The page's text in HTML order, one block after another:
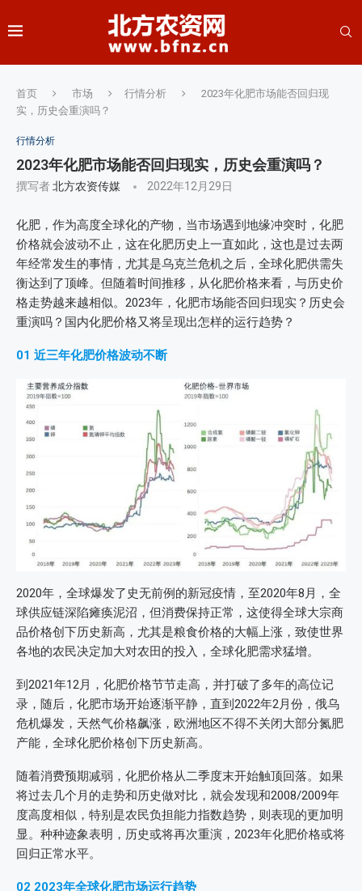
首页 市场 行情分析
2023年化肥市场能否回归现
实，历史会重演吗？
行情分析
2023年化肥市场能否回归现实，历史会重演吗？
撰写者北方农资传媒 2022年12月29日
化肥，作为高度全球化的产物，当市场遇到地缘冲突时，化肥
价格就会波动不止，这在化肥历史上一直如此，这也是过去两
年经常发生的事情，尤其是乌克兰危机之后，全球化肥供需失
衡达到了顶峰。但随着时间推移，从化肥价格来看，与历史价
格走势越来越相似。2023年，化肥市场能否回归现实？历史会
重演吗？国内化肥价格又将呈现出怎样的运行趋势？
01 近三年化肥价格波动不断
2020年，全球爆发了史无前例的新冠疫情，至2020年8月，全
球供应链深陷瘫痪泥沼，但消费保持正常，这使得全球大宗商
品价格创下历史新高，尤其是粮食价格的大幅上涨，致使世界
各地的农民决定加大对农田的投入，全球化肥需求猛增。
到2021年12月，化肥价格节节走高，并打破了多年的高位记
录，随后，化肥市场开始逐渐平静，直到2022年2月份，俄乌
危机爆发，天然气价格飙涨，欧洲地区不得不关闭大部分氮肥
产能，全球化肥价格创下历史新高。
随着消费预期减弱，化肥价格从二季度末开始触顶回落。如果
将过去几个月的走势和历史做对比，就会发现和2008/2009年
度高度相似，特别是农民负担能力指数趋势，则表现的更加明
显。种种迹象表明，历史或将再次重演，2023年化肥价格或将
回归正常水平。
02 2023年全球化肥市场运行趋势